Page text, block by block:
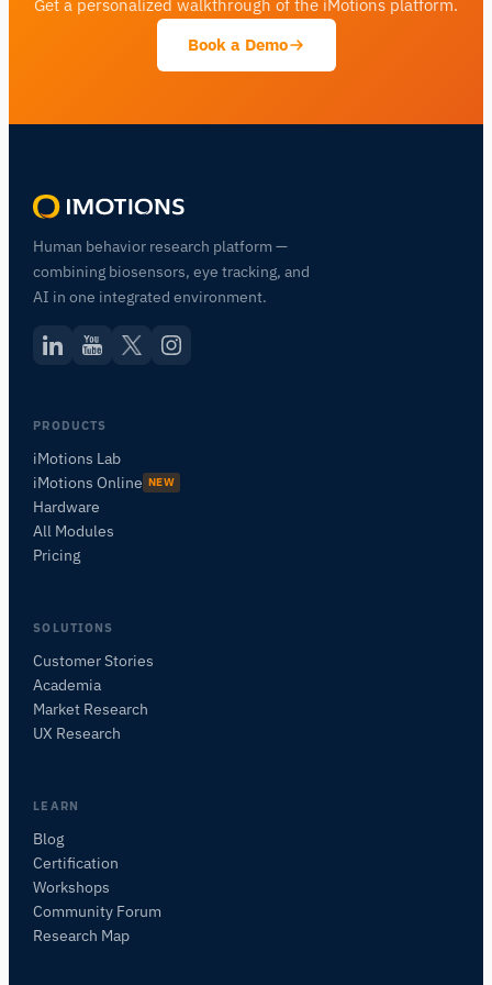
Get a personalized walkthrough of the iMotions platform.
Book a Demo
Human behavior research platform —
combining biosensors, eye tracking, and
AI in one integrated environment.
PRODUCTS
iMotions Lab
iMotions Online NEW
Hardware
All Modules
Pricing
SOLUTIONS
Customer Stories
Academia
Market Research
UX Research
LEARN
Blog
Certification
Workshops
Community Forum
Research Map
Posez des questions sur les méthodes de
POSER UNE QUESTION SUR CETTE PAGE
Expliquer ce capteur